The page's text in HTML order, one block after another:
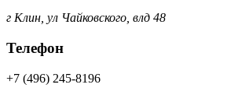
г Клин, ул Чайковского, влд 48
Телефон
+7 (496) 245-8196